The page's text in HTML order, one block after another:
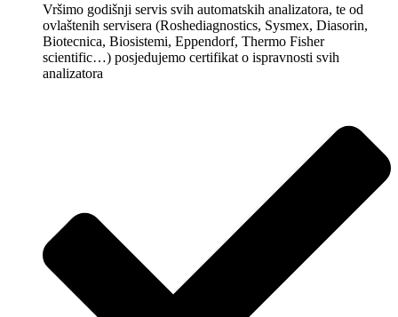
Vršimo godišnji servis svih automatskih analizatora, te od
ovlaštenih servisera (Roshediagnostics, Sysmex, Diasorin,
Biotecnica, Biosistemi, Eppendorf, Thermo Fisher
scientific…) posjedujemo certifikat o ispravnosti svih
analizatora